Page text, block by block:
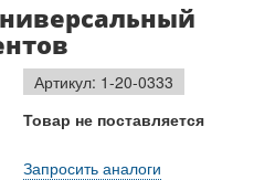
Артикул: 1-20-0333
Товар не поставляется
Запросить аналоги